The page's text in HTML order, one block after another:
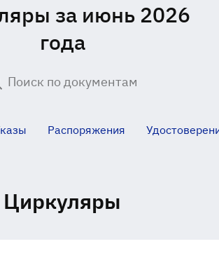
за июнь 2026
года
Распоряжения
Циркуляры